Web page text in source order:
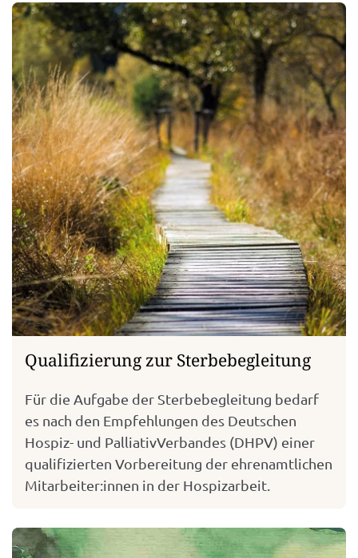
Qualifizierung zur Sterbebegleitung
Für die Aufgabe der Sterbebegleitung bedarf
es nach den Empfehlungen des Deutschen
Hospiz- und PalliativVerbandes (DHPV) einer
qualifizierten Vorbereitung der ehrenamtlichen
Mitarbeiter:innen in der Hospizarbeit.